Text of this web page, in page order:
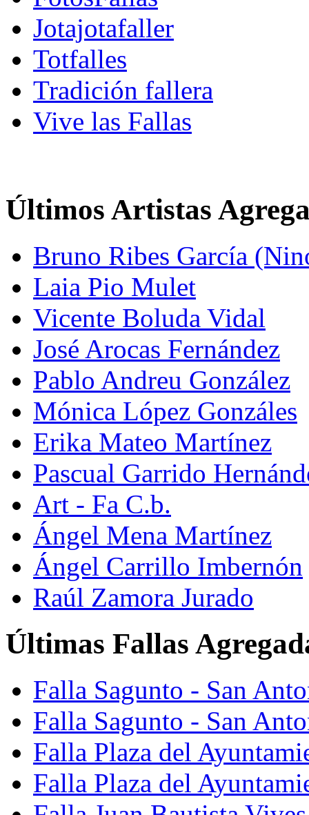
Jotajotafaller
Totfalles
Tradición fallera
Vive las Fallas
Últimos Artistas
Bruno Ribes García
Laia Pio Mulet
Vicente Boluda Vidal
José Arocas Fernández
Pablo Andreu González
Mónica López Gonzáles
Erika Mateo Martínez
Pascual Garrido
Art - Fa C.b.
Ángel Mena Martínez
Ángel Carrillo Imbernón
Raúl Zamora Jurado
Últimas Fallas
Falla Sagunto - San
Falla Sagunto - San
Falla Plaza del
Falla Plaza del